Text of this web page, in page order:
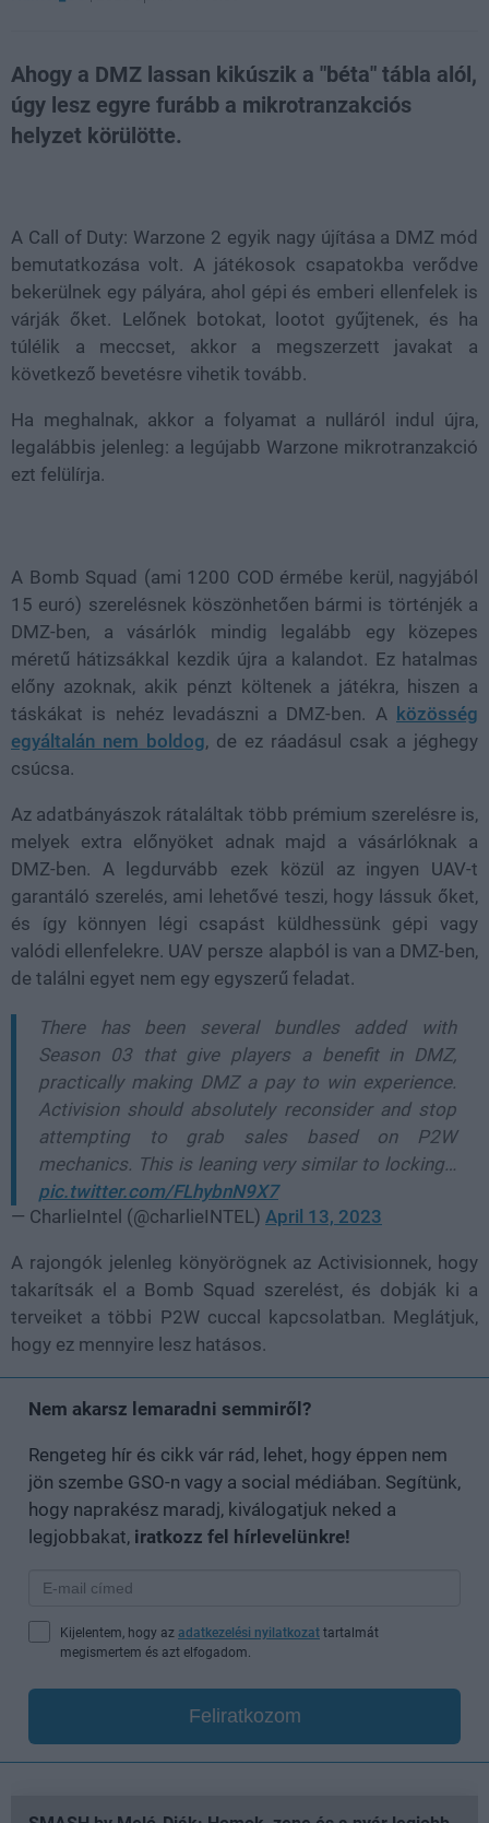
Ahogy a DMZ lassan kikúszik a "béta" tábla alól,
úgy lesz egyre furább a mikrotranzakciós
helyzet körülötte.
A Call of Duty: Warzone 2 egyik nagy újítása a DMZ mód
bemutatkozása volt. A játékosok csapatokba verődve
bekerülnek egy pályára, ahol gépi és emberi ellenfelek is
várják őket. Lelőnek botokat, lootot gyűjtenek, és ha
túlélik a meccset, akkor a megszerzett javakat a
következő bevetésre vihetik tovább.
Ha meghalnak, akkor a folyamat a nulláról indul újra,
legalábbis jelenleg: a legújabb Warzone mikrotranzakció
ezt felülírja.
A Bomb Squad (ami 1200 COD érmébe kerül, nagyjából
15 euró) szerelésnek köszönhetően bármi is történjék a
DMZ-ben, a vásárlók mindig legalább egy közepes
méretű hátizsákkal kezdik újra a kalandot. Ez hatalmas
előny azoknak, akik pénzt költenek a játékra, hiszen a
táskákat is nehéz levadászni a DMZ-ben. A közösség
egyáltalán nem boldog, de ez ráadásul csak a jéghegy
csúcsa.
Az adatbányászok rátaláltak több prémium szerelésre is,
melyek extra előnyöket adnak majd a vásárlóknak a
DMZ-ben. A legdurvább ezek közül az ingyen UAV-t
garantáló szerelés, ami lehetővé teszi, hogy lássuk őket,
és így könnyen légi csapást küldhessünk gépi vagy
valódi ellenfelekre. UAV persze alapból is van a DMZ-ben,
de találni egyet nem egy egyszerű feladat.
There has been several bundles added with
Season 03 that give players a benefit in DMZ,
practically making DMZ a pay to win experience.
Activision should absolutely reconsider and stop
attempting to grab sales based on P2W
mechanics. This is leaning very similar to locking…
pic.twitter.com/FLhybnN9X7
— CharlieIntel (@charlieINTEL) April 13, 2023
A rajongók jelenleg könyörögnek az Activisionnek, hogy
takarítsák el a Bomb Squad szerelést, és dobják ki a
terveiket a többi P2W cuccal kapcsolatban. Meglátjuk,
hogy ez mennyire lesz hatásos.
Nem akarsz lemaradni semmiről?
Rengeteg hír és cikk vár rád, lehet, hogy éppen nem
jön szembe GSO-n vagy a social médiában. Segítünk,
hogy naprakész maradj, kiválogatjuk neked a
legjobbakat, iratkozz fel hírlevelünkre!
Kijelentem, hogy az adatkezelési nyilatkozat tartalmát
megismertem és azt elfogadom.
Feliratkozom